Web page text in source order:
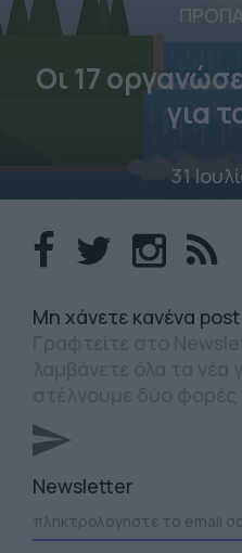
Οι 17
για
31
Mη χάνετε κανένα post
Newsletter